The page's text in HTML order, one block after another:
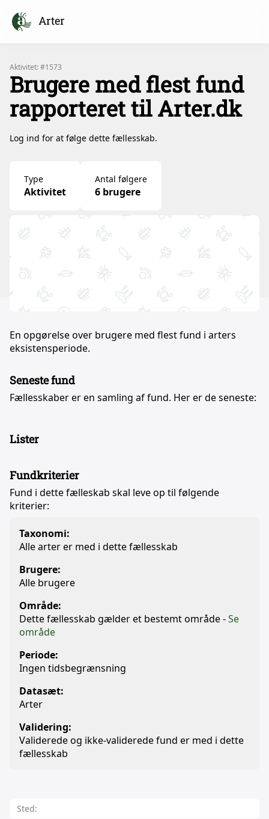
Arter
Aktivitet: #1573
Brugere med flest fund
rapporteret til Arter.dk
Log ind for at følge dette fællesskab.
Type
Aktivitet
Antal følgere
6 brugere
En opgørelse over brugere med flest fund i arters
eksistensperiode.
Seneste fund
Fællesskaber er en samling af fund. Her er de seneste:
Lister
Fundkriterier
Fund i dette fælleskab skal leve op til følgende
kriterier:
Taxonomi:
Alle arter er med i dette fællesskab
Brugere:
Alle brugere
Område:
Dette fællesskab gælder et bestemt område -Se
område
Periode:
Ingen tidsbegrænsning
Datasæt:
Arter
Validering:
Validerede og ikke-validerede fund er med i dette
fællesskab
Sted: